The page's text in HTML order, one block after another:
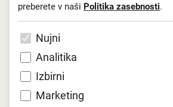
preberete v naši Politika zasebnosti.
Nujni
Analitika
Izbirni
Marketing
pregledala prejete predloge in svojo
utemeljila do 10. junija 2025.